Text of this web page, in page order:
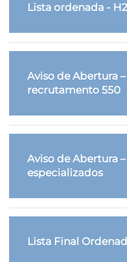
Lista ordenada -
Aviso de Abertura
recrutamento 550
Aviso de Abertura
especializados
Lista Final